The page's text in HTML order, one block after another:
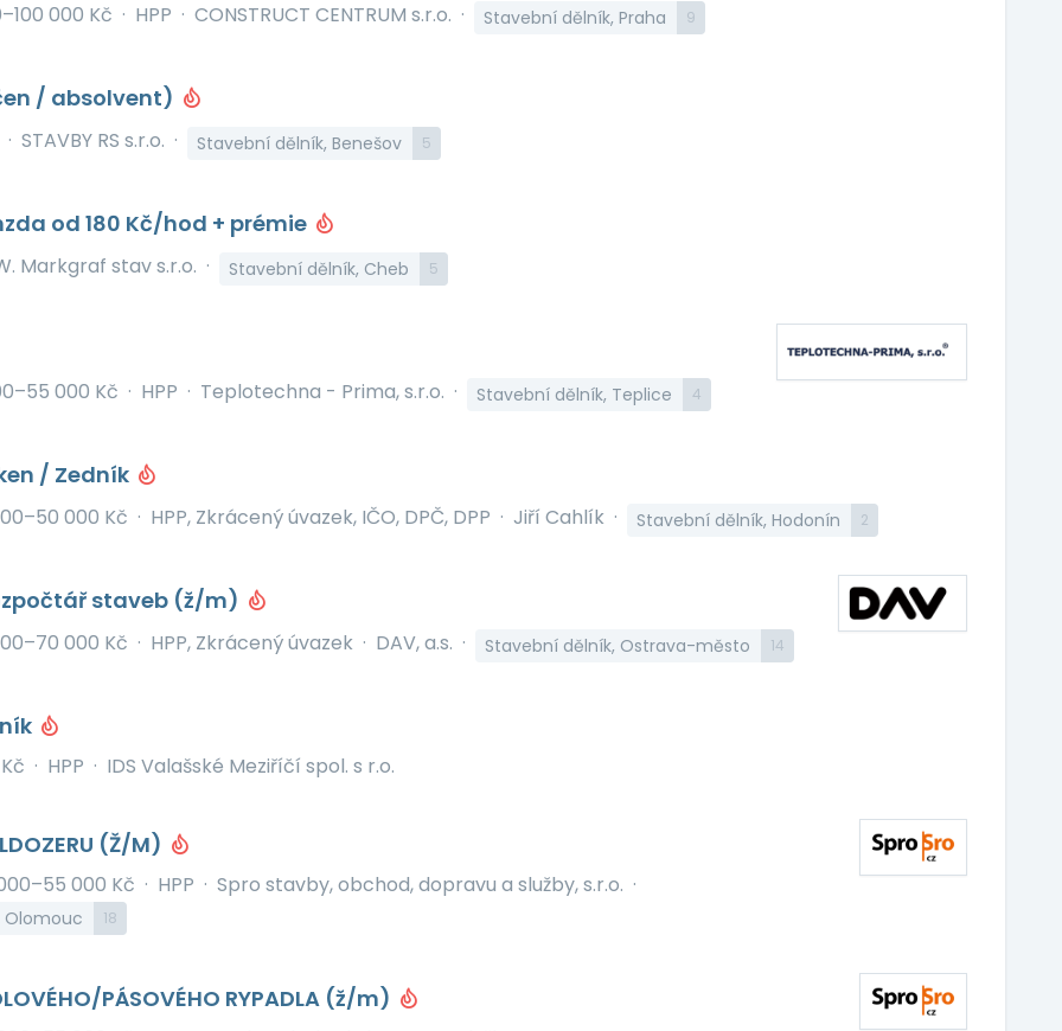
000 Kč · HPP · CONSTRUCT CENTRUM s.r.o. · Stavební dělník, Praha 9
/ absolvent)
· STAVBY RS s.r.o. · Stavební dělník, Benešov 5
od 180 Kč/hod + prémie
Markgraf stav s.r.o. · Stavební dělník, Cheb 5
000 Kč · HPP · Teplotechna - Prima, s.r.o. · Stavební dělník, Teplice 4
/ Zedník
000 Kč · HPP, Zkrácený úvazek, IČO, DPČ, DPP · Jiří Cahlík · Stavební dělník, Hodonín 2
staveb (ž/m)
000 Kč · HPP, Zkrácený úvazek · DAV, a.s. · Stavební dělník, Ostrava-město 14
· HPP · IDS Valašské Meziříčí spol. s r.o.
(Ž/M)
000 Kč · HPP · Spro stavby, obchod, dopravu a služby, s.r.o. ·
Olomouc 18
PÁSOVÉHO RYPADLA (ž/m)